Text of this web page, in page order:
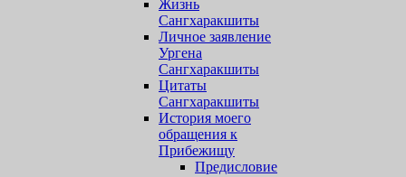
Жизнь
Сангхаракшиты
Личное заявление
Ургена
Сангхаракшиты
Цитаты
Сангхаракшиты
История моего
обращения к
Прибежищу
Предисловие